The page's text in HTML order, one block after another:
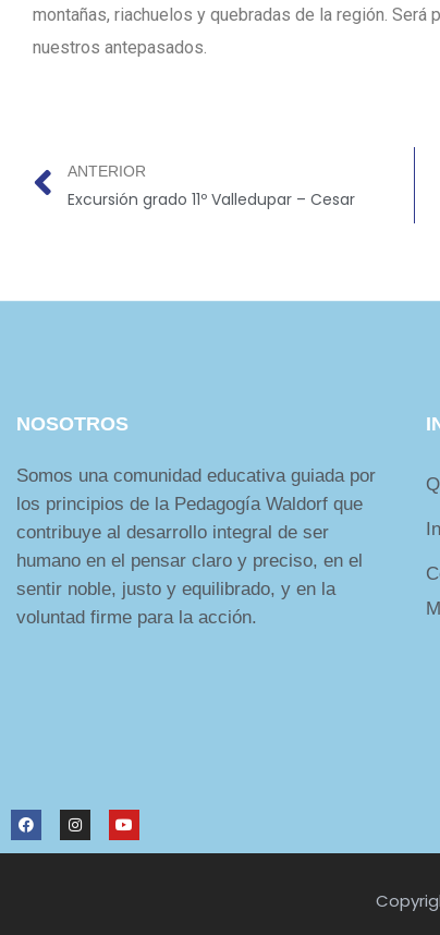
montañas, riachuelos y quebradas de la región.
nuestros antepasados.
ANTERIOR
Excursión grado 11º Valledupar – Cesar
NOSOTROS
Somos una comunidad educativa guiada por
los principios de la Pedagogía Waldorf que
contribuye al desarrollo integral de ser
humano en el pensar claro y preciso, en el
sentir noble, justo y equilibrado, y en la
voluntad firme para la acción.